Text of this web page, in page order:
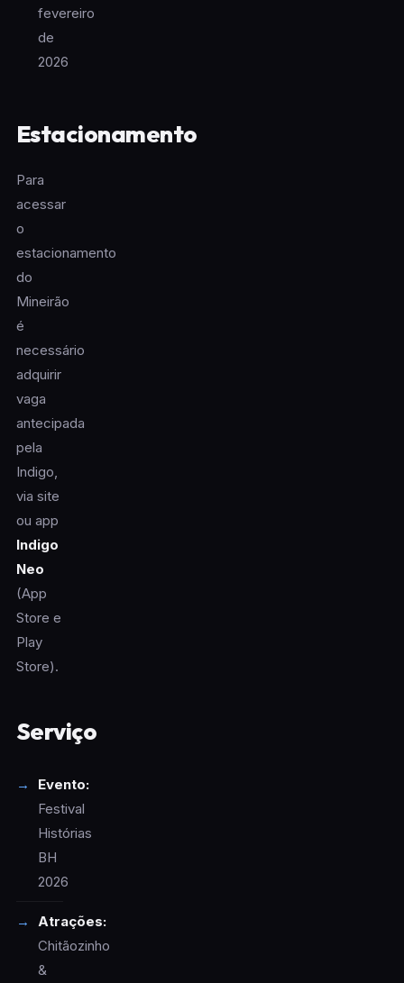
fevereiro
de
2026
Estacionamento
Para
acessar
o
estacionamento
do
Mineirão
é
necessário
adquirir
vaga
antecipada
pela
Indigo,
via site
ou app
Indigo
Neo
(App
Store e
Play
Store).
Serviço
Evento:
Festival
Histórias
BH
2026
Atrações:
Chitãozinho
&